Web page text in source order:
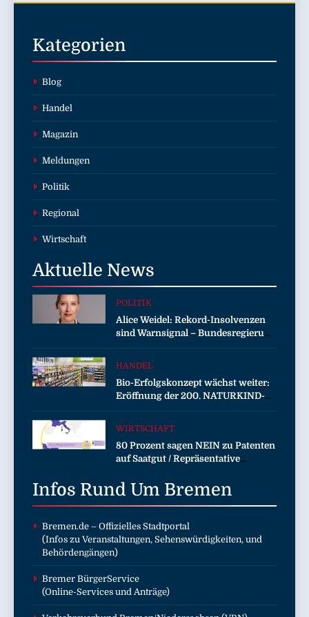
Drohnenangriffs
Kategorien
Blog
Handel
Magazin
Meldungen
Politik
Regional
Wirtschaft
Aktuelle News
POLITIK
Alice Weidel: Rekord-Insolvenzen
sind Warnsignal – Bundesregierung
verschärft die Wirtschaftskrise
HANDEL
Bio-Erfolgskonzept wächst weiter:
Eröffnung der 200. NATURKIND-
Welt bei EDEKA
WIRTSCHAFT
80 Prozent sagen NEIN zu Patenten
auf Saatgut / Repräsentative
Infos Rund Um Bremen
Bremen.de – Offizielles Stadtportal
(Infos zu Veranstaltungen, Sehenswürdigkeiten, und
Behördengängen)
Bremer BürgerService
(Online-Services und Anträge)